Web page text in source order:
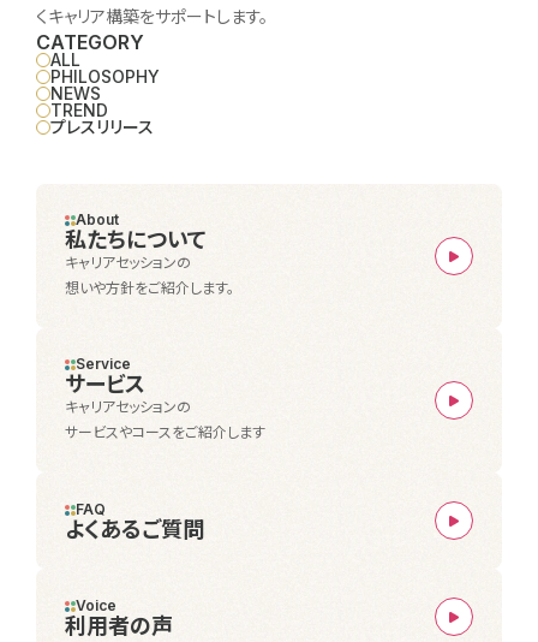
くキャリア構築をサポートします。
CATEGORY
ALL
PHILOSOPHY
NEWS
TREND
プレスリリース
About
私たちについて
キャリアセッションの
想いや方針をご紹介します。
Service
サービス
キャリアセッションの
サービスやコースをご紹介します
FAQ
よくあるご質問
Voice
利用者の声